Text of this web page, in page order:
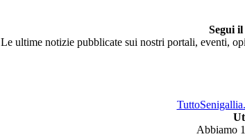
Segui
Le ultime notizie pubblicate sui nostri portali, eventi,
Abbiamo